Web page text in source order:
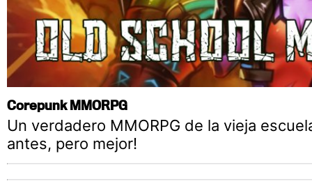
Corepunk MMORPG
Un verdadero MMORPG de la vieja
antes, pero mejor!